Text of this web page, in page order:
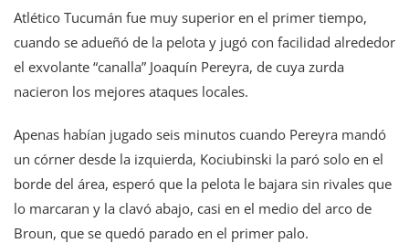
Atlético Tucumán fue muy superior en el primer tiempo,
cuando se adueñó de la pelota y jugó con facilidad alrededor
el exvolante “canalla” Joaquín Pereyra, de cuya zurda
nacieron los mejores ataques locales.
Apenas habían jugado seis minutos cuando Pereyra mandó
un córner desde la izquierda, Kociubinski la paró solo en el
borde del área, esperó que la pelota le bajara sin rivales que
lo marcaran y la clavó abajo, casi en el medio del arco de
Broun, que se quedó parado en el primer palo.